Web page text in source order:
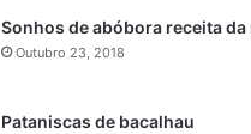
Sonhos de abóbora receita da
Outubro 23, 2018
Pataniscas de bacalhau